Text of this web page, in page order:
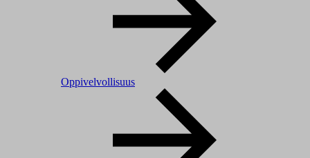
Oppivelvollisuus